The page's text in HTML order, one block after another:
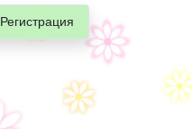
Регистрация